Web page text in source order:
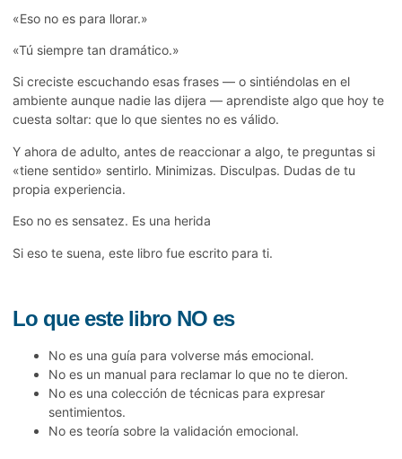
«Eso no es para llorar.»
«Tú siempre tan dramático.»
Si creciste escuchando esas frases — o sintiéndolas en el
ambiente aunque nadie las dijera — aprendiste algo que hoy te
cuesta soltar: que lo que sientes no es válido.
Y ahora de adulto, antes de reaccionar a algo, te preguntas si
«tiene sentido» sentirlo. Minimizas. Disculpas. Dudas de tu
propia experiencia.
Eso no es sensatez. Es una herida
Si eso te suena, este libro fue escrito para ti.
Lo que este libro NO es
No es una guía para volverse más emocional.
No es un manual para reclamar lo que no te dieron.
No es una colección de técnicas para expresar
sentimientos.
No es teoría sobre la validación emocional.